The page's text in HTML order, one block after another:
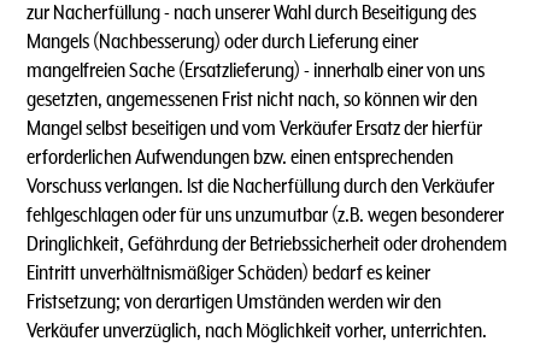
zur Nacherfüllung - nach unserer Wahl durch Beseitigung des
Mangels (Nachbesserung) oder durch Lieferung einer
mangelfreien Sache (Ersatzlieferung) - innerhalb einer von uns
gesetzten, angemessenen Frist nicht nach, so können wir den
Mangel selbst beseitigen und vom Verkäufer Ersatz der hierfür
erforderlichen Aufwendungen bzw. einen entsprechenden
Vorschuss verlangen. lst die Nacherfüllung durch den Verkäufer
fehlgeschlagen oder für uns unzumutbar (z.B. wegen besonderer
Dringlichkeit, Gefährdung der Betriebssicherheit oder drohendem
Eintritt unverhältnismäßiger Schäden) bedarf es keiner
Fristsetzung; von derartigen Umständen werden wir den
Verkäufer unverzüglich, nach Möglichkeit vorher, unterrichten.